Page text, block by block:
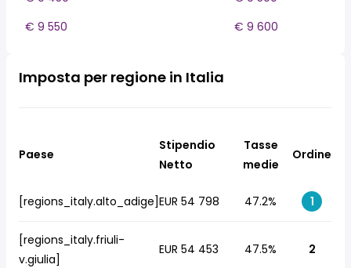
€ 9 550
€ 9 600
Imposta per regione in Italia
Paese
Stipendio
Netto
Tasse
medie
Ordine
[regions_italy.alto_adige]EUR 54 798 47.2% 1
[regions_italy.friuli-
v.giulia]
EUR 54 453 47.5% 2